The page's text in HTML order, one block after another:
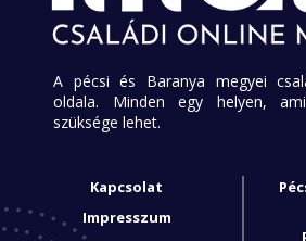
A pécsi és Baranya megyei
oldala. Minden egy helyen,
szüksége lehet.
Kapcsolat
Impresszum